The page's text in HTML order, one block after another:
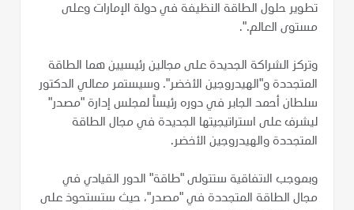
تطوير حلول الطاقة النظيفة في دولة الإمارات وعلى
مستوى العالم.".
وتركز الشراكة الجديدة على مجالين رئيسيين هما الطاقة
المتجددة و"الهيدروجين الأخضر". وسيستمر معالي الدكتور
سلطان أحمد الجابر في دوره رئيساً لمجلس إدارة "مصدر"
ليشرف على استراتيجيتها الجديدة في مجال الطاقة
المتجددة والهيدروجين الأخضر.
وبموجب الاتفاقية ستتولى "طاقة" الدور القيادي في
مجال الطاقة المتجددة في "مصدر"، حيث ستستحوذ على